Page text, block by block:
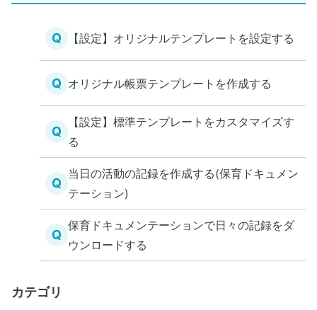
Q 【設定】オリジナルテンプレートを設定する
Q オリジナル帳票テンプレートを作成する
Q
【設定】標準テンプレートをカスタマイズす
る
Q
当日の活動の記録を作成する(保育ドキュメン
テーション)
Q
保育ドキュメンテーションで日々の記録をダ
ウンロードする
カテゴリ